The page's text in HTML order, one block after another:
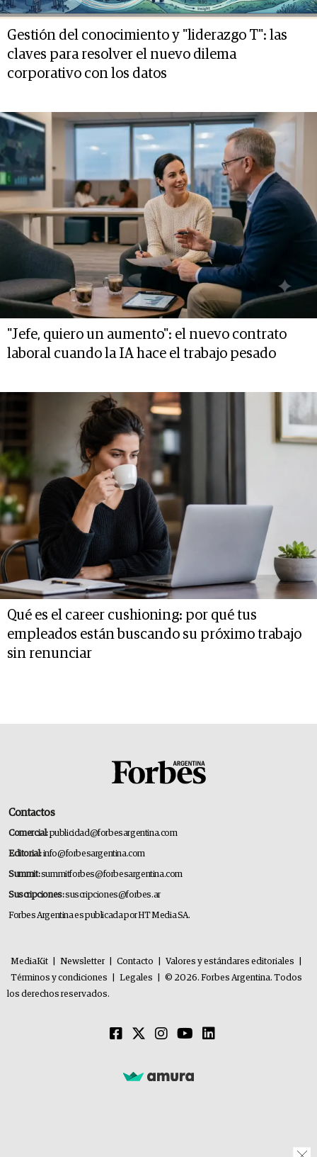
Gestión del conocimiento y "liderazgo T": las
claves para resolver el nuevo dilema
corporativo con los datos
"Jefe, quiero un aumento": el nuevo contrato
laboral cuando la IA hace el trabajo pesado
Qué es el career cushioning: por qué tus
empleados están buscando su próximo trabajo
sin renunciar
Contactos
Comercial:publicidad@forbesargentina.com
Editorial:info@forbesargentina.com
Summit:summitforbes@forbesargentina.com
Suscripciones:suscripciones@forbes.ar
Forbes Argentina es publicada por HT Media SA.
MediaKit Newsletter Contacto Valores y estándares editoriales
Términos y condiciones
Legales
© 2026. Forbes Argentina. Todos
los derechos reservados.